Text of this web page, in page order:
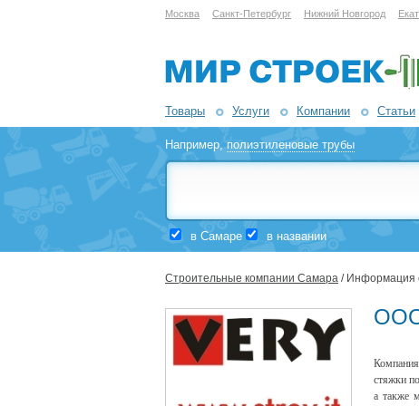
Москва Санкт-Петербург Нижний Новгород
Товары Услуги Компании Статьи
Например,полиэтиленовые трубы
в Самаре в названии
Строительные компании Самара / Информация
стяжки
а также